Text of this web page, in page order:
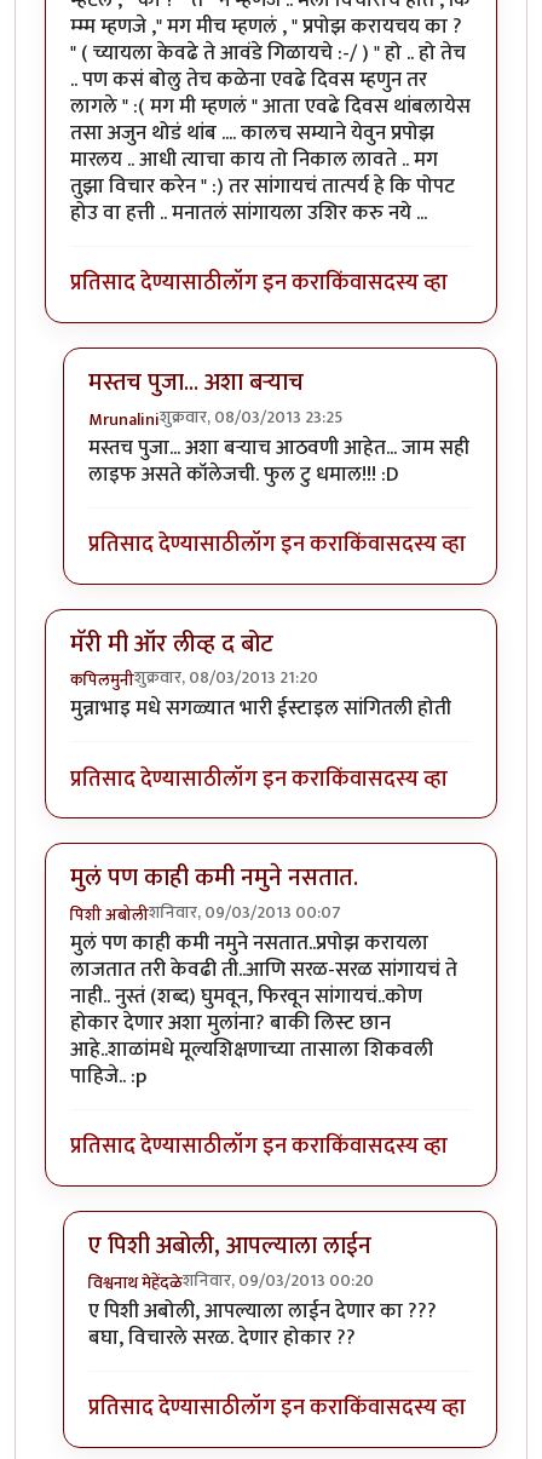
म्म्म म्हणजे ," मग मीच म्हणलं , " प्रपोझ करायचय का ?
" ( च्यायला केवढे ते आवंडे गिळायचे :-/ ) " हो .. हो तेच
.. पण कसं बोलु तेच कळेना एवढे दिवस म्हणुन तर
लागले " :( मग मी म्हणलं " आता एवढे दिवस थांबलायेस
तसा अजुन थोडं थांब .... कालच सम्याने येवुन प्रपोझ
मारलय .. आधी त्याचा काय तो निकाल लावते .. मग
तुझा विचार करेन " :) तर सांगायचं तात्पर्य हे कि पोपट
होउ वा हत्ती .. मनातलं सांगायला उशिर करु नये ...
प्रतिसाद देण्यासाठीलॉग इन कराकिंवासदस्य व्हा
मस्तच पुजा... अशा बर्‍याच
Mrunaliniशुक्रवार, 08/03/2013 23:25
In reply toमज्जा आली ....byजेनी...
मस्तच पुजा... अशा बर्‍याच आठवणी आहेत... जाम सही
लाइफ असते कॉलेजची. फुल टु धमाल!!! :D
प्रतिसाद देण्यासाठीलॉग इन कराकिंवासदस्य व्हा
मॅरी मी ऑर लीव्ह द बोट
कपिलमुनीशुक्रवार, 08/03/2013 21:20
मुन्नाभाइ मधे सगळ्यात भारी ईस्टाइल सांगितली होती
प्रतिसाद देण्यासाठीलॉग इन कराकिंवासदस्य व्हा
मुलं पण काही कमी नमुने नसतात.
पिशी अबोलीशनिवार, 09/03/2013 00:07
मुलं पण काही कमी नमुने नसतात..प्रपोझ करायला
लाजतात तरी केवढी ती..आणि सरळ-सरळ सांगायचं ते
नाही.. नुस्तं (शब्द) घुमवून, फिरवून सांगायचं..कोण
होकार देणार अशा मुलांना? बाकी लिस्ट छान
आहे..शाळांमधे मूल्यशिक्षणाच्या तासाला शिकवली
पाहिजे.. :p
प्रतिसाद देण्यासाठीलॉग इन कराकिंवासदस्य व्हा
ए पिशी अबोली, आपल्याला लाईन
विश्वनाथ मेहेंदळेशनिवार, 09/03/2013 00:20
In reply toमुलं पण काही कमी नमुने नसतात.by
ए पिशी अबोली, आपल्याला लाईन देणार का ???
बघा, विचारले सरळ. देणार होकार ??
प्रतिसाद देण्यासाठीलॉग इन कराकिंवासदस्य व्हा